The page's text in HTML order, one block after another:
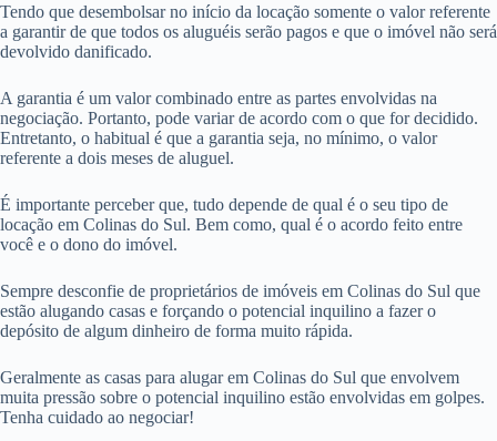
Tendo que desembolsar no início da locação somente o valor referente
a garantir de que todos os aluguéis serão pagos e que o imóvel não será
devolvido danificado.
A garantia é um valor combinado entre as partes envolvidas na
negociação. Portanto, pode variar de acordo com o que for decidido.
Entretanto, o habitual é que a garantia seja, no mínimo, o valor
referente a dois meses de aluguel.
É importante perceber que, tudo depende de qual é o seu tipo de
locação em Colinas do Sul. Bem como, qual é o acordo feito entre
você e o dono do imóvel.
Sempre desconfie de proprietários de imóveis em Colinas do Sul que
estão alugando casas e forçando o potencial inquilino a fazer o
depósito de algum dinheiro de forma muito rápida.
Geralmente as casas para alugar em Colinas do Sul que envolvem
muita pressão sobre o potencial inquilino estão envolvidas em golpes.
Tenha cuidado ao negociar!